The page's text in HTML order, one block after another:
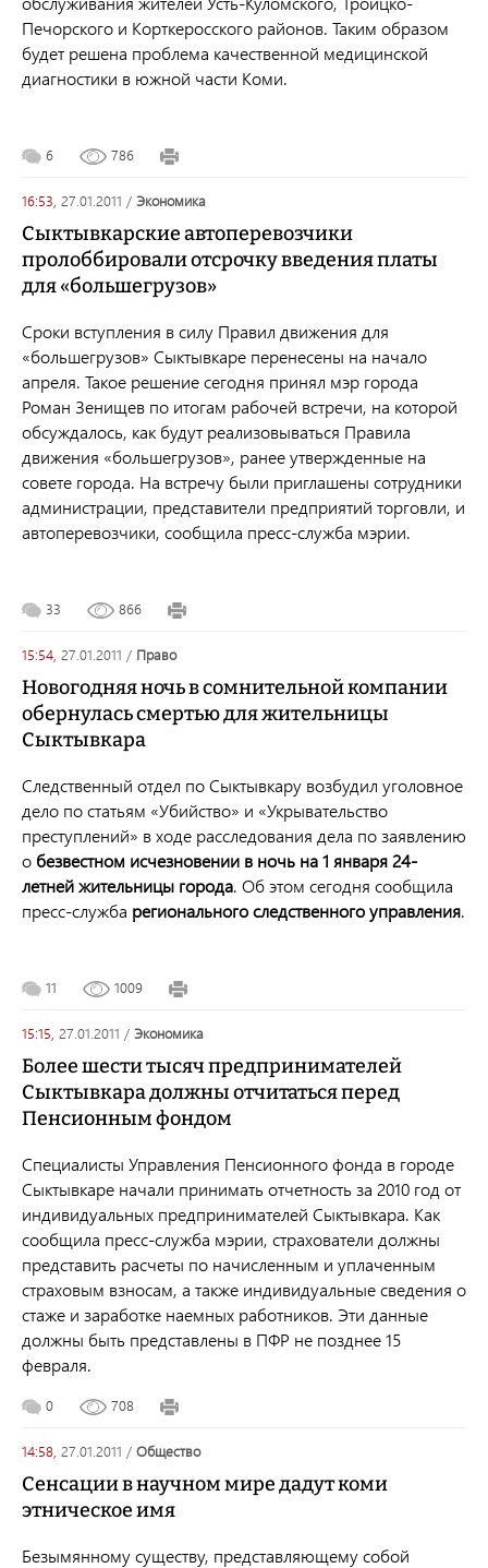
Печорского и Корткеросского районов. Таким образом
будет решена проблема качественной медицинской
диагностики в южной части Коми.
6 786
16:53, 27.01.2011 / экономика
Сыктывкарские автоперевозчики
пролоббировали отсрочку введения платы
для «большегрузов»
Сроки вступления в силу Правил движения для
«большегрузов» Сыктывкаре перенесены на начало
апреля. Такое решение сегодня принял мэр города
Роман Зенищев по итогам рабочей встречи, на которой
обсуждалось, как будут реализовываться Правила
движения «большегрузов», ранее утвержденные на
совете города. На встречу были приглашены сотрудники
администрации, представители предприятий торговли, и
автоперевозчики, сообщила пресс-служба мэрии.
33 866
15:54, 27.01.2011 / право
Новогодняя ночь в сомнительной компании
обернулась смертью для жительницы
Сыктывкара
Следственный отдел по Сыктывкару возбудил уголовное
дело по статьям «Убийство» и «Укрывательство
преступлений» в ходе расследования дела по заявлению
о безвестном исчезновении в ночь на 1 января 24-
летней жительницы города. Об этом сегодня сообщила
пресс-служба регионального следственного управления.
11 1009
15:15, 27.01.2011 / экономика
Более шести тысяч предпринимателей
Сыктывкара должны отчитаться перед
Пенсионным фондом
Специалисты Управления Пенсионного фонда в городе
Сыктывкаре начали принимать отчетность за 2010 год от
индивидуальных предпринимателей Сыктывкара. Как
сообщила пресс-служба мэрии, страхователи должны
представить расчеты по начисленным и уплаченным
страховым взносам, а также индивидуальные сведения о
стаже и заработке наемных работников. Эти данные
должны быть представлены в ПФР не позднее 15
февраля.
0 708
14:58, 27.01.2011 / общество
Сенсации в научном мире дадут коми
этническое имя
Безымянному существу, представляющему собой